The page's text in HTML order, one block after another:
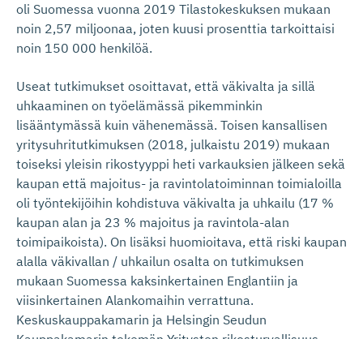
oli Suomessa vuonna 2019 Tilastokeskuksen mukaan
noin 2,57 miljoonaa, joten kuusi prosenttia tarkoittaisi
noin 150 000 henkilöä.
Useat tutkimukset osoittavat, että väkivalta ja sillä
uhkaaminen on työelämässä pikemminkin
lisääntymässä kuin vähenemässä. Toisen kansallisen
yritysuhritutkimuksen (2018, julkaistu 2019) mukaan
toiseksi yleisin rikostyyppi heti varkauksien jälkeen sekä
kaupan että majoitus- ja ravintolatoiminnan toimialoilla
oli työntekijöihin kohdistuva väkivalta ja uhkailu (17 %
kaupan alan ja 23 % majoitus ja ravintola-alan
toimipaikoista). On lisäksi huomioitava, että riski kaupan
alalla väkivallan / uhkailun osalta on tutkimuksen
mukaan Suomessa kaksinkertainen Englantiin ja
viisinkertainen Alankomaihin verrattuna.
Keskuskauppakamarin ja Helsingin Seudun